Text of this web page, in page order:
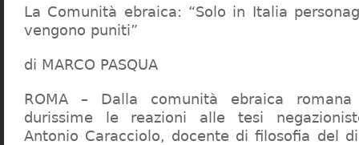
La Comunità ebraica: “Solo in Italia
vengono puniti”
di MARCO PASQUA
ROMA – Dalla comunità ebraica
durissime le reazioni alle tesi
Antonio Caracciolo, docente di filosofia del